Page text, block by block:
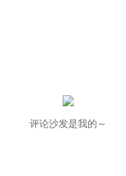
评论沙发是我的～